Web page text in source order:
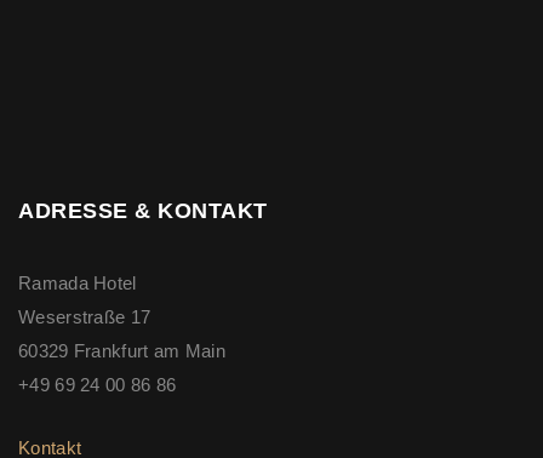
ADRESSE & KONTAKT
Ramada Hotel
Weserstraße 17
60329 Frankfurt am Main
+49 69 24 00 86 86
Kontakt